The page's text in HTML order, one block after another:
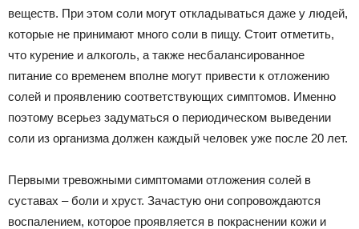
веществ. При этом соли могут откладываться даже у людей,
которые не принимают много соли в пищу. Стоит отметить,
что курение и алкоголь, а также несбалансированное
питание со временем вполне могут привести к отложению
солей и проявлению соответствующих симптомов. Именно
поэтому всерьез задуматься о периодическом выведении
соли из организма должен каждый человек уже после 20 лет.
Первыми тревожными симптомами отложения солей в
суставах – боли и хруст. Зачастую они сопровождаются
воспалением, которое проявляется в покраснении кожи и